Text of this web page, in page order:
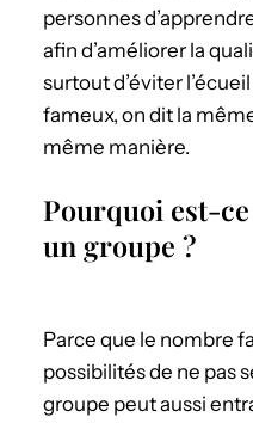
personnes
afin d’améliorer la
surtout d’éviter
fameux, on dit la
même manière.
Pourquoi est-
un groupe ?
Parce que le nombre
possibilités de ne pas
groupe peut aussi